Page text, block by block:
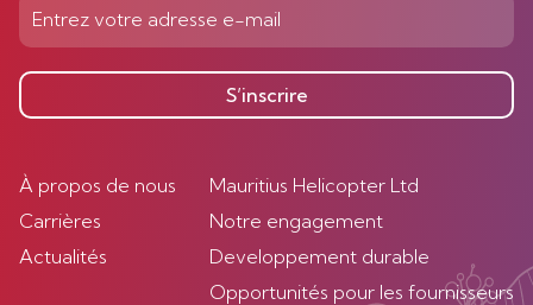
S’inscrire
À propos de nous
Carrières
Actualités
Mauritius Helicopter Ltd
Notre engagement
Developpement durable
Opportunités pour les fournisseurs